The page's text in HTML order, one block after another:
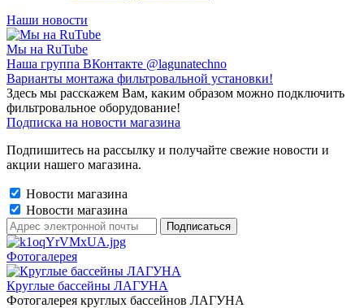
Наши новости
Мы на RuTube
Наша группа ВКонтакте @lagunatechno
Варианты монтажа фильтровальной установки!
Здесь мы расскажем Вам, каким образом можно подключить
фильтровальное оборудование!
Подписка на новости магазина
Подпишитесь на рассылку и получайте свежие новости и
акции нашего магазина.
Новости магазина
Новости магазина
Фотогалерея
Круглые бассейны ЛАГУНА
Фотогалерея круглых бассейнов ЛАГУНА